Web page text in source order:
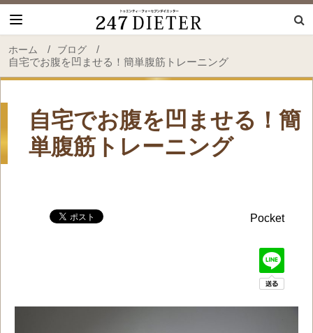
ホーム / ブログ
/
自宅でお腹を凹ませる！簡単腹筋トレーニング
自宅でお腹を凹ませる！簡
単腹筋トレーニング
Pocket